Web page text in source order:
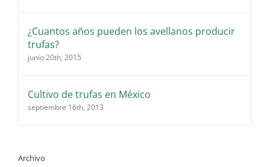
¿Cuantos años pueden los avellanos producir
trufas?
junio 20th, 2015
Cultivo de trufas en México
septiembre 16th, 2013
Archivo